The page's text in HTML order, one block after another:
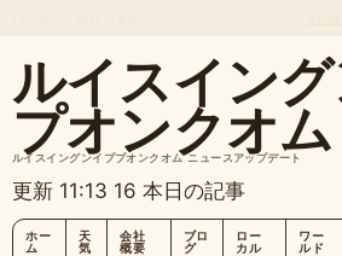
ルイスイン
プオンクオム
ルイスイングンイププオンクオム ニュースアップデート
更新 11:13 16 本日の記事
ホー
ム
天
気
会社
概要
ブロ
グ
ロー
カル
ワー
ルド